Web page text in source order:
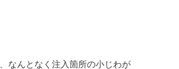
なんとなく注入箇所の小じわが